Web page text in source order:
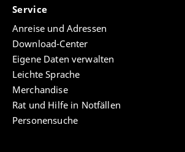
Service
Anreise und Adressen
Download-Center
Eigene Daten verwalten
Leichte Sprache
Merchandise
Rat und Hilfe in Notfällen
Personensuche